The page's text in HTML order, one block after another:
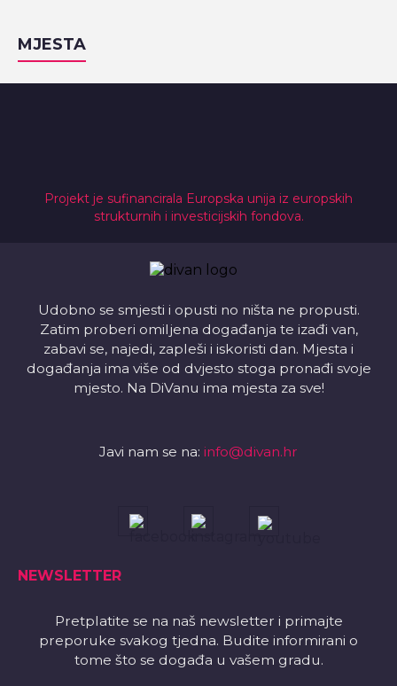
MJESTA
Projekt je sufinancirala Europska unija iz europskih
strukturnih i investicijskih fondova.
Udobno se smjesti i opusti no ništa ne propusti.
Zatim proberi omiljena događanja te izađi van,
zabavi se, najedi, zapleši i iskoristi dan. Mjesta i
događanja ima više od dvjesto stoga pronađi svoje
mjesto. Na DiVanu ima mjesta za sve!
Javi nam se na: info@divan.hr
NEWSLETTER
Pretplatite se na naš newsletter i primajte
preporuke svakog tjedna. Budite informirani o
tome što se događa u vašem gradu.